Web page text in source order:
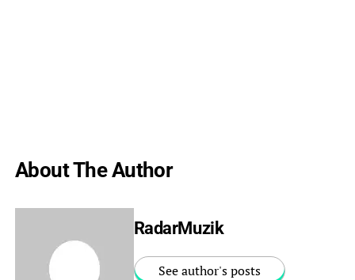
About The Author
RadarMuzik
See author's posts